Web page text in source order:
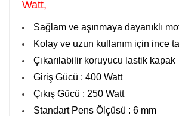
Watt,
Sağlam ve aşınmaya dayanıklı
Kolay ve uzun kullanım için ince
Çıkarılabilir koruyucu lastik kapak
Giriş Gücü : 400 Watt
Çıkış Gücü : 250 Watt
Standart Pens Ölçüsü : 6 mm